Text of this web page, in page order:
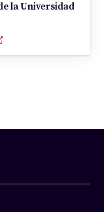
la Universidad